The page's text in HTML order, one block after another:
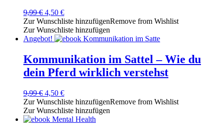
9,99€ Ursprünglicher
Preis
war:
9,99 €
4,50 €Aktueller
Preis
ist:
4,50 €.
Zur Wunschliste hinzufügenRemove from Wishlist
Zur Wunschliste hinzufügen
Angebot!
Kommunikation im Sattel – Wie du
dein Pferd wirklich verstehst
9,99€ Ursprünglicher
Preis
war:
9,99 €
4,50 €Aktueller
Preis
ist:
4,50 €.
Zur Wunschliste hinzufügenRemove from Wishlist
Zur Wunschliste hinzufügen